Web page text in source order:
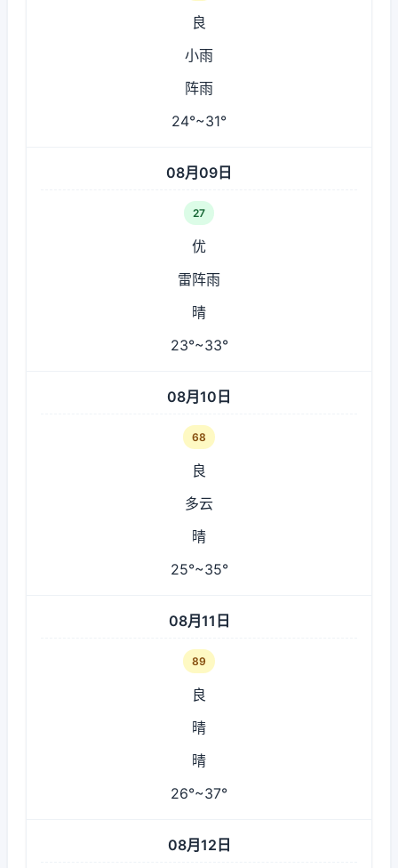
良
小雨
阵雨
24°~31°
08月09日
27
优
雷阵雨
晴
23°~33°
08月10日
68
良
多云
晴
25°~35°
08月11日
89
良
晴
晴
26°~37°
08月12日